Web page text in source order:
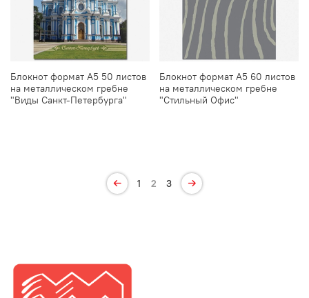
Блокнот формат А5 50 листов
на металлическом гребне
"Виды Санкт-Петербурга"
Блокнот формат А5 60 листов
на металлическом гребне
"Стильный Офис"
1 2 3